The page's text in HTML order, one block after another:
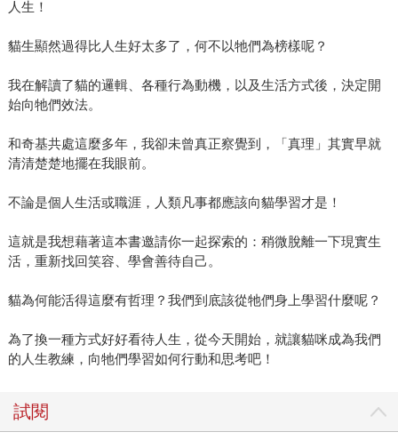
人生！
貓生顯然過得比人生好太多了，何不以牠們為榜樣呢？
我在解讀了貓的邏輯、各種行為動機，以及生活方式後，決定開
始向牠們效法。
和奇基共處這麼多年，我卻未曾真正察覺到，「真理」其實早就
清清楚楚地擺在我眼前。
不論是個人生活或職涯，人類凡事都應該向貓學習才是！
這就是我想藉著這本書邀請你一起探索的：稍微脫離一下現實生
活，重新找回笑容、學會善待自己。
貓為何能活得這麼有哲理？我們到底該從牠們身上學習什麼呢？
為了換一種方式好好看待人生，從今天開始，就讓貓咪成為我們
的人生教練，向牠們學習如何行動和思考吧！
試閱